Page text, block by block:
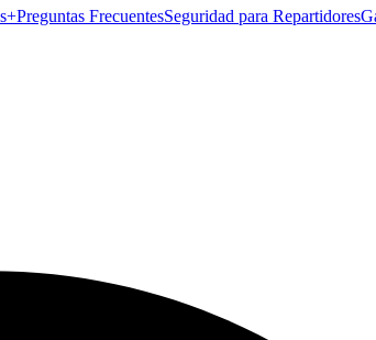
Preguntas FrecuentesSeguridad para Repartidores